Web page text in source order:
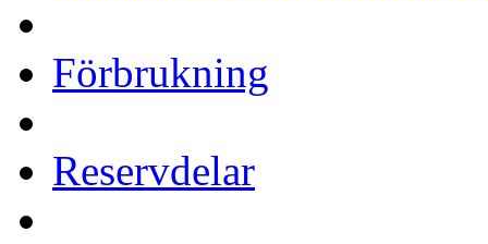
Förbrukning
Reservdelar